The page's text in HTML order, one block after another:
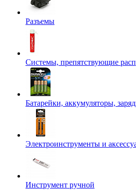
Разъемы
Системы, препятствующие
Батарейки, аккумуляторы,
Электроинструменты и
Инструмент ручной